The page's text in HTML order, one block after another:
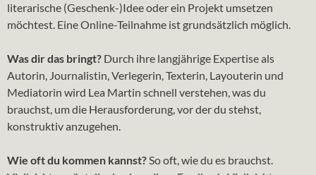
literarische (Geschenk-)Idee oder ein Projekt umsetzen
möchtest. Eine Online-Teilnahme ist grundsätzlich möglich.
Was dir das bringt? Durch ihre langjährige Expertise als
Autorin, Journalistin, Verlegerin, Texterin, Layouterin und
Mediatorin wird Lea Martin schnell verstehen, was du
brauchst, um die Herausforderung, vor der du stehst,
konstruktiv anzugehen.
Wie oft du kommen kannst?So oft, wie du es brauchst.